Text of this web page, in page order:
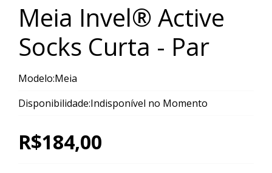
Meia Invel® Active
Socks Curta - Par
Modelo:Meia
Disponibilidade:Indisponível no Momento
R$184,00